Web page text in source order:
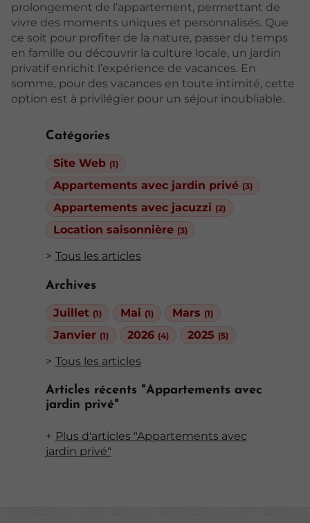
Catégories
Site Web (1)
Appartements avec jardin privé (3)
Appartements avec jacuzzi (2)
Location saisonnière (3)
Tous les articles
Archives
Juillet (1) Mai (1) Mars (1)
Janvier (1) 2026 (4) 2025 (5)
Tous les articles
Articles récents "Appartements avec
jardin privé"
Plus d'articles "Appartements avec
jardin privé"
prolongement de l’appartement, permettant de
vivre des moments uniques et personnalisés. Que
ce soit pour profiter de la nature, passer du temps
en famille ou découvrir la culture locale, un jardin
privatif enrichit l’expérience de vacances. En
somme, pour des vacances en toute intimité, cette
option est à privilégier pour un séjour inoubliable.